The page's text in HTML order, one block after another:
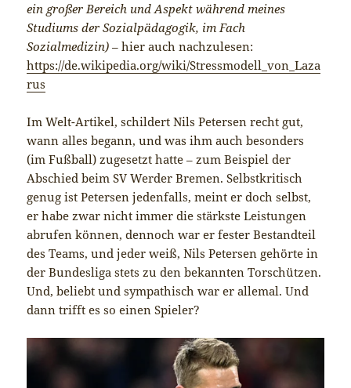
ein großer Bereich und Aspekt während meines
Studiums der Sozialpädagogik, im Fach
Sozialmedizin) – hier auch nachzulesen:
https://de.wikipedia.org/wiki/Stressmodell_von_Laza
rus
Im Welt-Artikel, schildert Nils Petersen recht gut,
wann alles begann, und was ihm auch besonders
(im Fußball) zugesetzt hatte – zum Beispiel der
Abschied beim SV Werder Bremen. Selbstkritisch
genug ist Petersen jedenfalls, meint er doch selbst,
er habe zwar nicht immer die stärkste Leistungen
abrufen können, dennoch war er fester Bestandteil
des Teams, und jeder weiß, Nils Petersen gehörte in
der Bundesliga stets zu den bekannten Torschützen.
Und, beliebt und sympathisch war er allemal. Und
dann trifft es so einen Spieler?